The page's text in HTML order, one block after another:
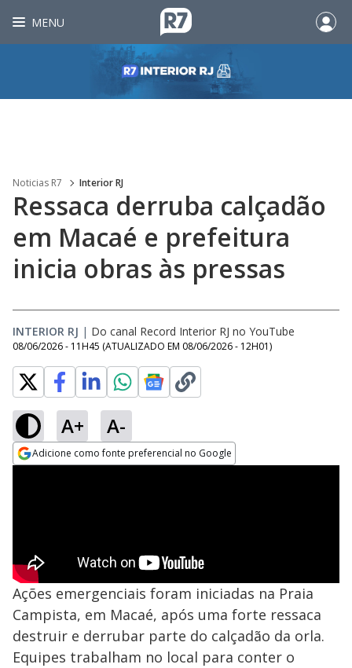
MENU
Noticias R7 Interior RJ
Ressaca derruba calçadão
em Macaé e prefeitura
inicia obras às pressas
INTERIOR RJ | Do canal Record Interior RJ no YouTube
08/06/2026 - 11H45 (ATUALIZADO EM 08/06/2026 - 12H01)
A+ A-
Adicione como fonte preferencial no Google
Ações emergenciais foram iniciadas na Praia
Campista, em Macaé, após uma forte ressaca
destruir e derrubar parte do calçadão da orla.
Equipes trabalham no local para conter o